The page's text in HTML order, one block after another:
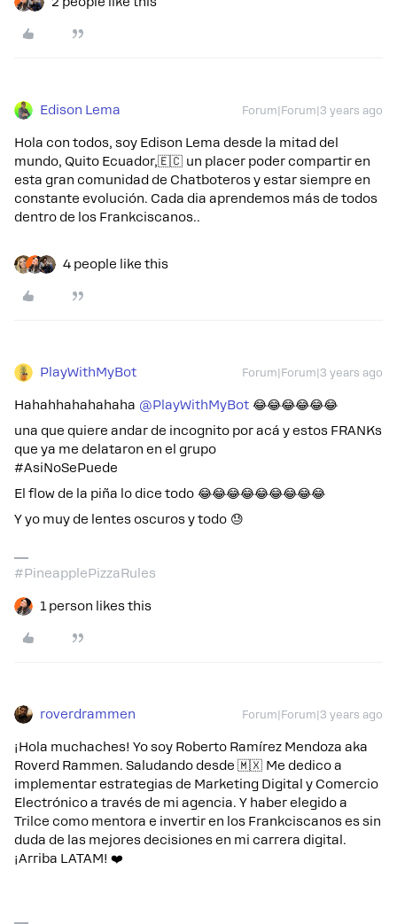
Edison Lema Forum|Forum|3 years ago
Hola con todos, soy Edison Lema desde la mitad del
mundo, Quito Ecuador,🇪🇨 un placer poder compartir en
esta gran comunidad de Chatboteros y estar siempre en
constante evolución. Cada dia aprendemos más de todos
dentro de los Frankciscanos..
4 people like this
PlayWithMyBot Forum|Forum|3 years ago
Hahahhahahahaha @PlayWithMyBot 😂😂😂😂😂😂
una que quiere andar de incognito por acá y estos FRANKs
que ya me delataron en el grupo
#AsiNoSePuede
El flow de la piña lo dice todo 😂😂😂😂😂😂😂😂😂
Y yo muy de lentes oscuros y todo 😓
#PineapplePizzaRules
1 person likes this
roverdrammen Forum|Forum|3 years ago
¡Hola muchaches! Yo soy Roberto Ramírez Mendoza aka
Roverd Rammen. Saludando desde 🇲🇽 Me dedico a
implementar estrategias de Marketing Digital y Comercio
Electrónico a través de mi agencia. Y haber elegido a
Trilce como mentora e invertir en los Frankciscanos es sin
duda de las mejores decisiones en mi carrera digital.
¡Arriba LATAM! ❤️